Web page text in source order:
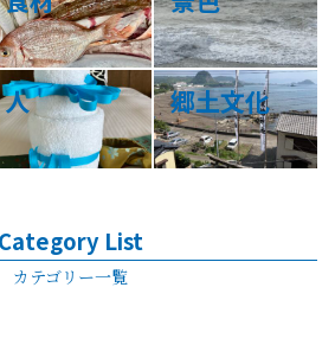
人 郷土文化
Category List
カテゴリー一覧